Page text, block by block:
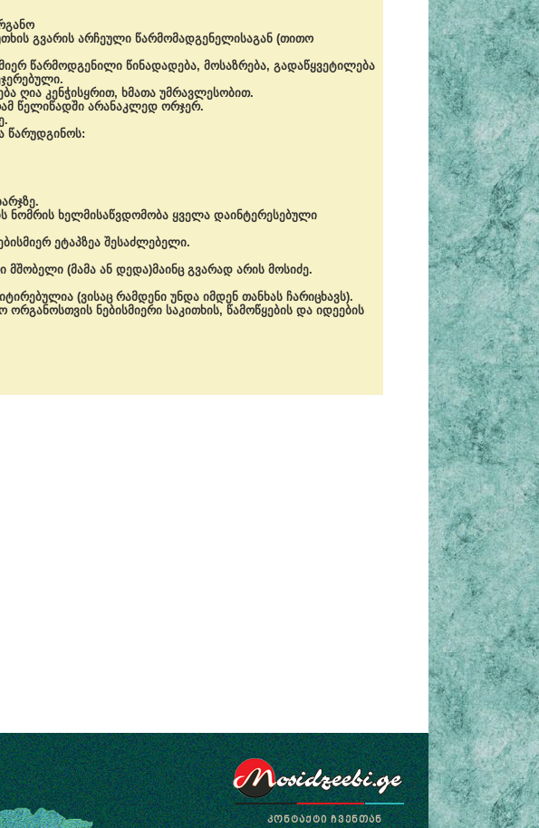
გვარის არჩეული წარმომადგენელისაგან (თითო
წარმოდგენილი წინადადება, მოსაზრება, გადაწყვეტილება
ღია კენჭისყრით, ხმათა უმრავლესობით.
წელიწადში არანაკლედ ორჯერ.
წარუდგინოს:
ხელმისაწვდომობა ყველა დაინტერესებული
ეტაპზეა შესაძლებელი.
(მამა ან დედა)მაინც გვარად არის მოსიძე.
(ვისაც რამდენი უნდა იმდენ თანხას ჩარიცხავს).
ნებისმიერი საკითხის, წამოწყების და იდეების
ᲙᲝᲜᲢᲐᲥᲢᲘ ᲩᲕᲔᲜᲗᲐᲜ